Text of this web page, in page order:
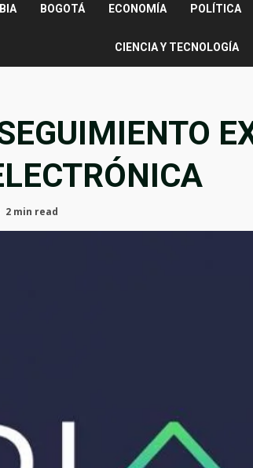
BOGOTÁ ECONOMÍA POLÍTICA
CIENCIA Y TECNOLOGÍA
2 min read